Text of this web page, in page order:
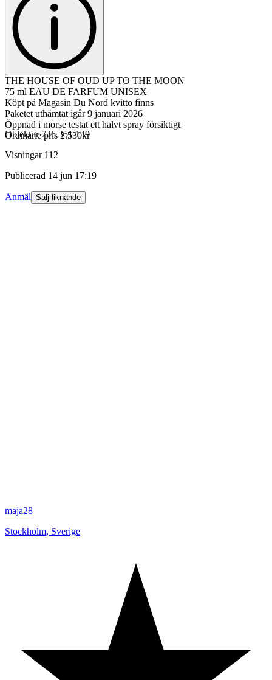
THE HOUSE OF OUD UP TO THE MOON
75 ml EAU DE FARFUM UNISEX
Köpt på Magasin Du Nord kvitto finns
Paketet uthämtat igår 9 januari 2026
Öppnad i morse testat ett halvt spray försiktigt
Ordinarie pris 2.530kr
Objektnr 736 351 139
Visningar 112
Publicerad 14 jun 17:19
Anmäl Sälj liknande
maja28
Stockholm, Sverige